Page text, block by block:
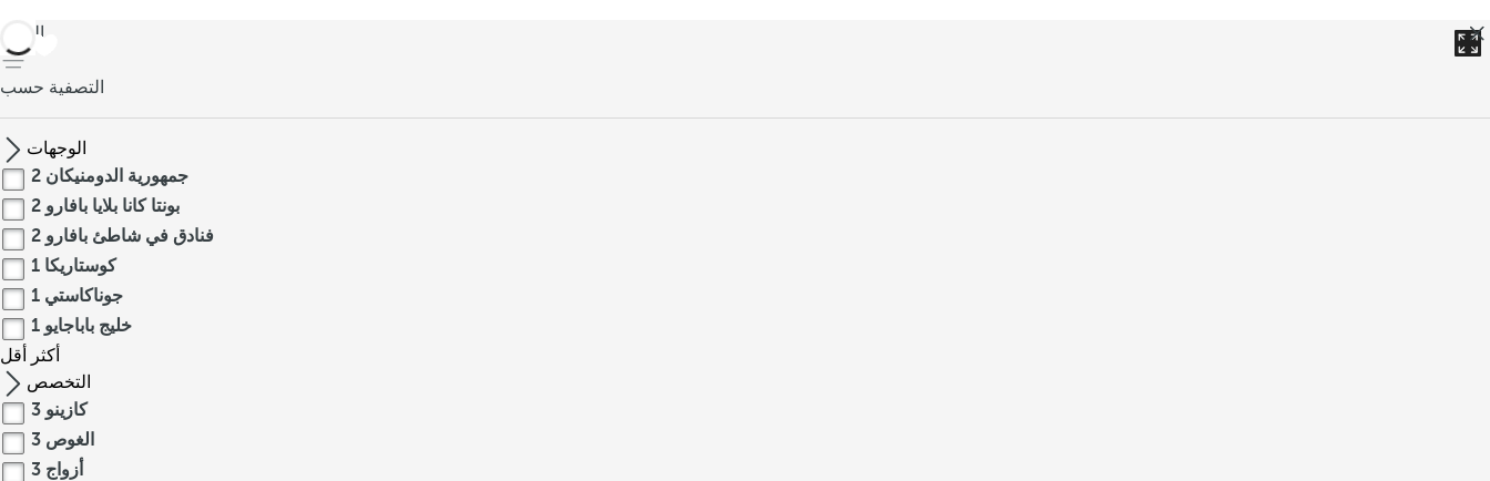
العودة
التصفية حسب
الوجهات
جمهورية الدومنيكان 2
بونتا كانا بلايا بافارو 2
فنادق في شاطئ بافارو 2
كوستاريكا 1
جوناكاستي 1
خليج باباجايو 1
أكثر
أقل
التخصص
كازينو 3
الغوص 3
أزواج 3